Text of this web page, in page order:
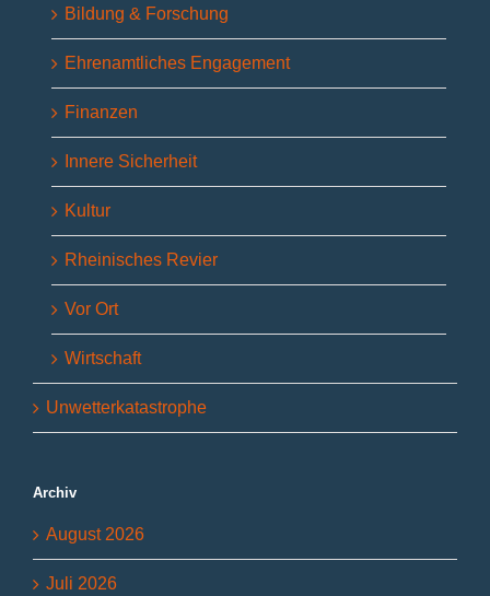
Bildung & Forschung
Ehrenamtliches Engagement
Finanzen
Innere Sicherheit
Kultur
Rheinisches Revier
Vor Ort
Wirtschaft
Unwetterkatastrophe
Archiv
August 2026
Juli 2026